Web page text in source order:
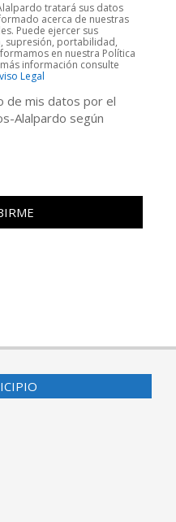
tratará sus datos
acerca de nuestras
Puede ejercer sus
supresión, portabilidad,
en nuestra Política
información consulte
Legal
de mis datos por el
Alalpardo según